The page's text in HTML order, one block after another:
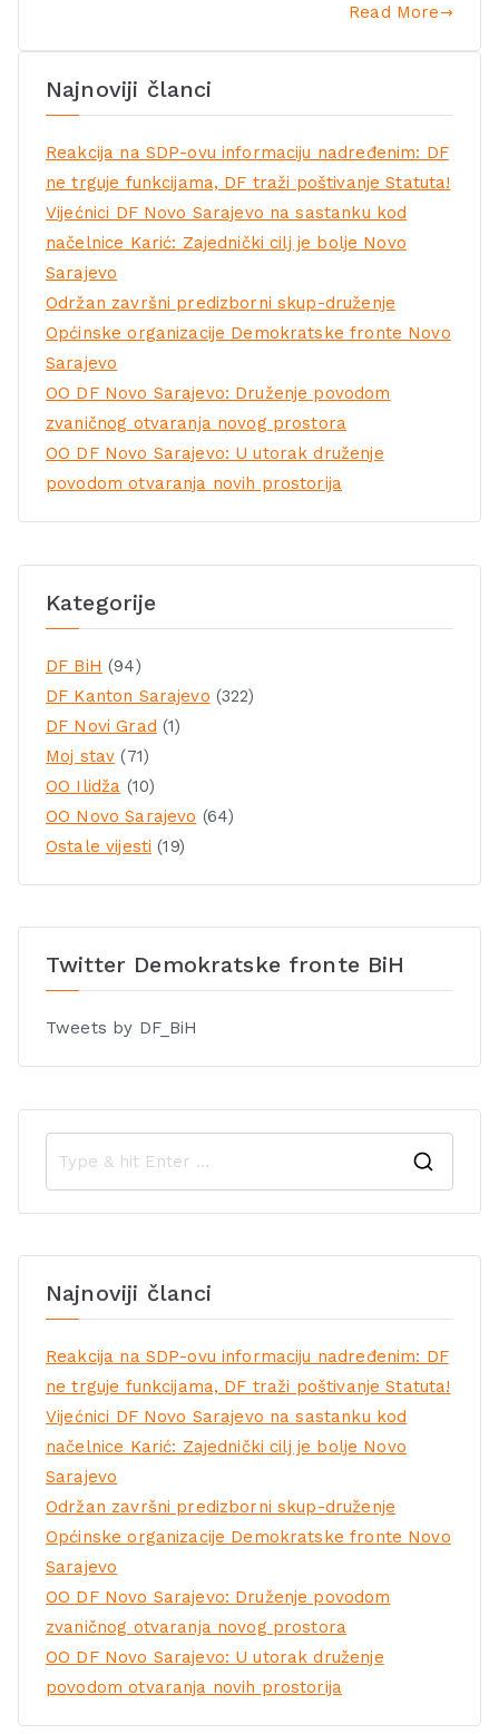
Read More
Najnoviji članci
Reakcija na SDP-ovu informaciju nadređenim: DF
ne trguje funkcijama, DF traži poštivanje Statuta!
Vijećnici DF Novo Sarajevo na sastanku kod
načelnice Karić: Zajednički cilj je bolje Novo
Sarajevo
Održan završni predizborni skup-druženje
Općinske organizacije Demokratske fronte Novo
Sarajevo
OO DF Novo Sarajevo: Druženje povodom
zvaničnog otvaranja novog prostora
OO DF Novo Sarajevo: U utorak druženje
povodom otvaranja novih prostorija
Kategorije
DF BiH (94)
DF Kanton Sarajevo (322)
DF Novi Grad (1)
Moj stav (71)
OO Ilidža (10)
OO Novo Sarajevo (64)
Ostale vijesti (19)
Twitter Demokratske fronte BiH
Tweets by DF_BiH
Najnoviji članci
Reakcija na SDP-ovu informaciju nadređenim: DF
ne trguje funkcijama, DF traži poštivanje Statuta!
Vijećnici DF Novo Sarajevo na sastanku kod
načelnice Karić: Zajednički cilj je bolje Novo
Sarajevo
Održan završni predizborni skup-druženje
Općinske organizacije Demokratske fronte Novo
Sarajevo
OO DF Novo Sarajevo: Druženje povodom
zvaničnog otvaranja novog prostora
OO DF Novo Sarajevo: U utorak druženje
povodom otvaranja novih prostorija